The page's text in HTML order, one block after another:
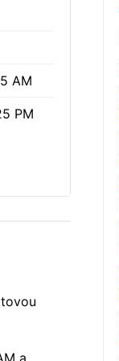
AM
PM